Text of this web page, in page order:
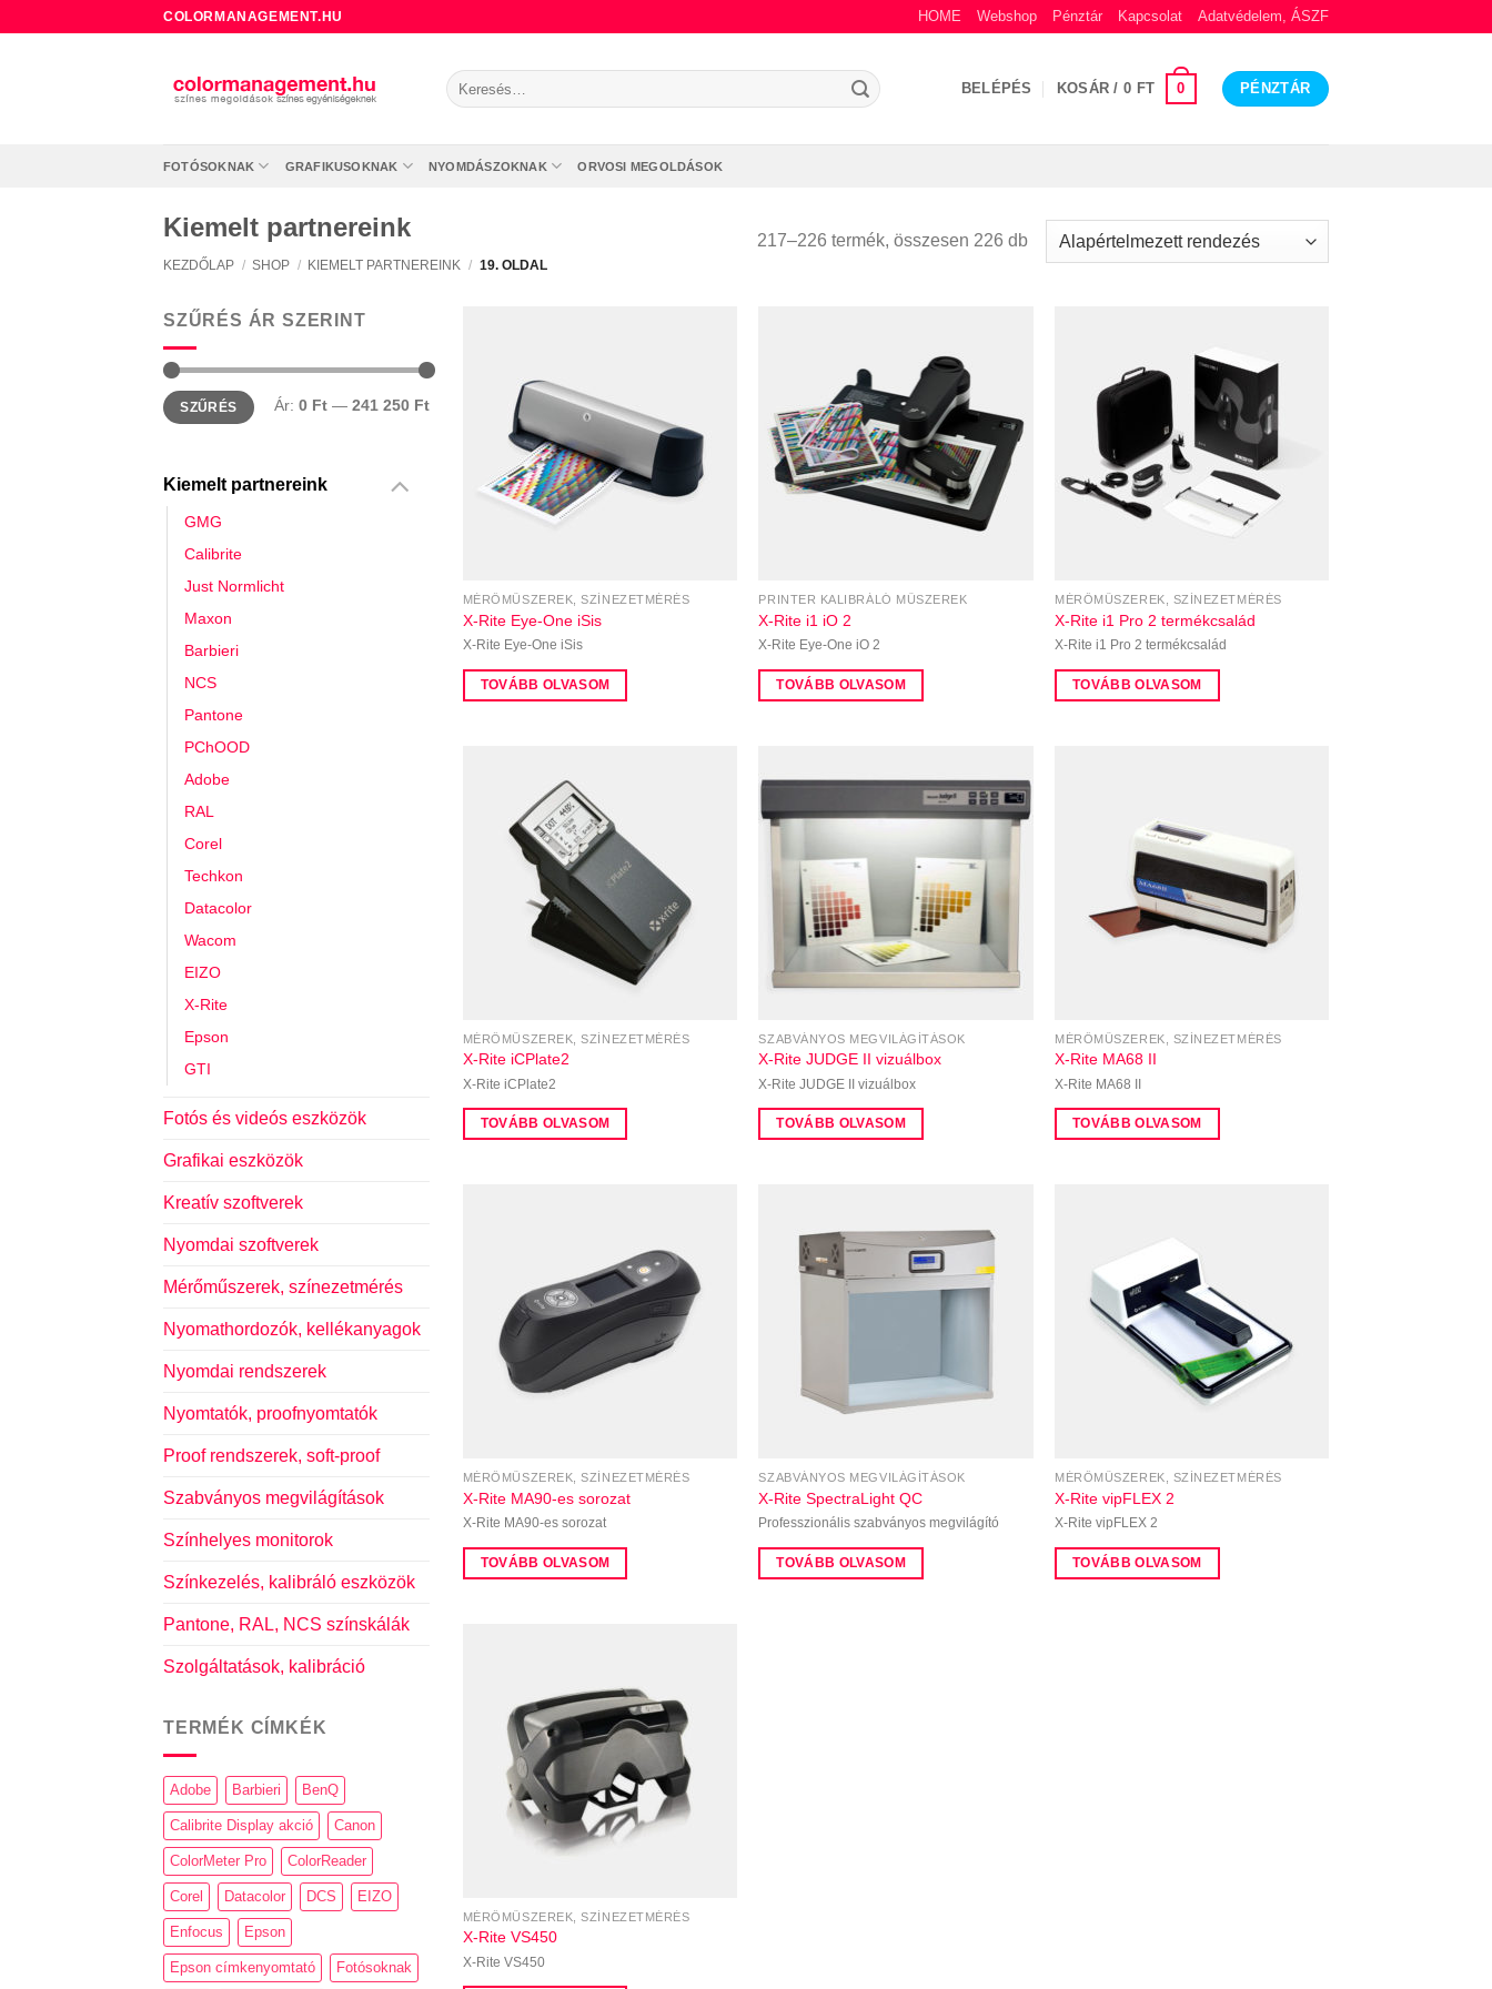
COLORMANAGEMENT.HU HOME Webshop Pénztár Kapcsolat Adatvédelem, ÁSZF
Keresés
a
BELÉPÉS KOSÁR /0 FT 0 PÉNZTÁR
FOTÓSOKNAK GRAFIKUSOKNAK NYOMDÁSZOKNAK ORVOSI MEGOLDÁSOK
Kiemelt partnereink
KEZDŐLAP / SHOP / KIEMELT PARTNEREINK / 19. OLDAL
217–226 termék, összesen 226 db
SZŰRÉS ÁR SZERINT
Min
ár
Max
ár
SZŰRÉS Ár: 0 Ft — 241 250 Ft
Kiemelt partnereink
GMG
Calibrite
Just Normlicht
Maxon
Barbieri
NCS
Pantone
PChOOD
Adobe
RAL
Corel
Techkon
Datacolor
Wacom
EIZO
X-Rite
Epson
GTI
Fotós és videós eszközök
Grafikai eszközök
Kreatív szoftverek
Nyomdai szoftverek
Mérőműszerek, színezetmérés
Nyomathordozók, kellékanyagok
Nyomdai rendszerek
Nyomtatók, proofnyomtatók
Proof rendszerek, soft-proof
Szabványos megvilágítások
Színhelyes monitorok
Színkezelés, kalibráló eszközök
Pantone, RAL, NCS színskálák
Szolgáltatások, kalibráció
TERMÉK CÍMKÉK
Adobe Barbieri BenQ
Calibrite Display akció Canon
ColorMeter Pro ColorReader
Corel Datacolor DCS EIZO
Enfocus Epson
Epson címkenyomtató Fotósoknak
MÉRŐMŰSZEREK, SZÍNEZETMÉRÉS
X-Rite Eye-One iSis
X-Rite Eye-One iSis
TOVÁBB OLVASOM
PRINTER KALIBRÁLÓ MŰSZEREK
X-Rite i1 iO 2
X-Rite Eye-One iO 2
TOVÁBB OLVASOM
MÉRŐMŰSZEREK, SZÍNEZETMÉRÉS
X-Rite i1 Pro 2 termékcsalád
X-Rite i1 Pro 2 termékcsalád
TOVÁBB OLVASOM
MÉRŐMŰSZEREK, SZÍNEZETMÉRÉS
X-Rite iCPlate2
X-Rite iCPlate2
TOVÁBB OLVASOM
SZABVÁNYOS MEGVILÁGÍTÁSOK
X-Rite JUDGE II vizuálbox
X-Rite JUDGE II vizuálbox
TOVÁBB OLVASOM
MÉRŐMŰSZEREK, SZÍNEZETMÉRÉS
X-Rite MA68 II
X-Rite MA68 II
TOVÁBB OLVASOM
MÉRŐMŰSZEREK, SZÍNEZETMÉRÉS
X-Rite MA90-es sorozat
X-Rite MA90-es sorozat
TOVÁBB OLVASOM
SZABVÁNYOS MEGVILÁGÍTÁSOK
X-Rite SpectraLight QC
Professzionális szabványos megvilágító
TOVÁBB OLVASOM
MÉRŐMŰSZEREK, SZÍNEZETMÉRÉS
X-Rite vipFLEX 2
X-Rite vipFLEX 2
TOVÁBB OLVASOM
MÉRŐMŰSZEREK, SZÍNEZETMÉRÉS
X-Rite VS450
X-Rite VS450